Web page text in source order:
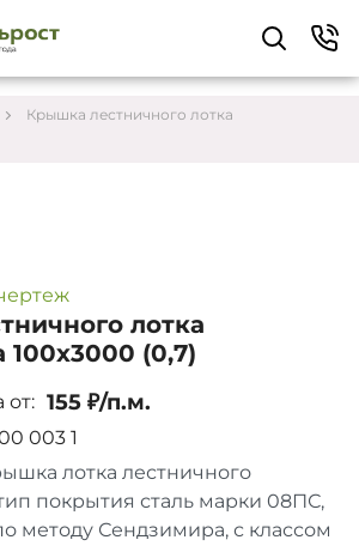
Крышка лестничного лотка
лотка
100х3000 (0,7)
от: 155 ₽/п.м.
003 1
лотка лестничного
покрытия сталь марки 08ПС,
методу Сендзимира, с классом
для связи и требования к
лучшие варианты по цене,
и подберём доставку.